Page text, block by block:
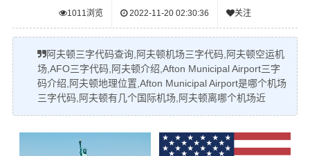
1011浏览 2022-11-20 02:30:36 关注
阿夫顿三字代码查询,阿夫顿机场三字代码,阿夫顿空运机
场,AFO三字代码,阿夫顿介绍,Afton Municipal Airport三字
码介绍,阿夫顿地理位置,Afton Municipal Airport是哪个机场
三字代码,阿夫顿有几个国际机场,阿夫顿离哪个机场近